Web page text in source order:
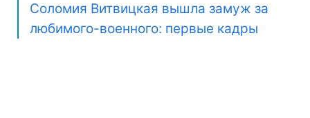
Соломия Витвицкая вышла замуж за
любимого-военного: первые кадры